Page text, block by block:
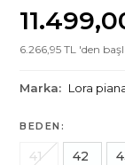
6.266,95 TL 'den
Marka: Lora
BEDEN:
41 42